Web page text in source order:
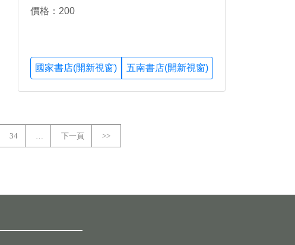
價格：200
國家書店(開新視窗) 五南書店(開新視窗)
34 … 下一頁 >>